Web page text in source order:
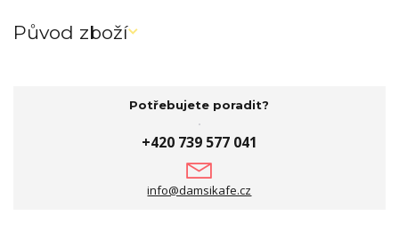
Původ zboží
Potřebujete poradit?
+420 739 577 041
info@damsikafe.cz